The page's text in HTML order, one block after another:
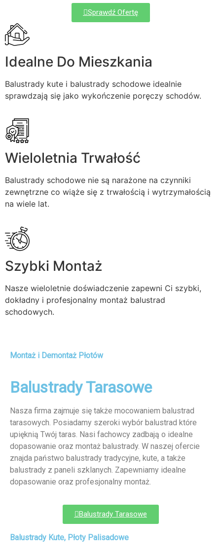
Sprawdź Ofertę
Idealne Do Mieszkania
Balustrady kute i balustrady schodowe idealnie
sprawdzają się jako wykończenie poręczy schodów.
Wieloletnia Trwałość
Balustrady schodowe nie są narażone na czynniki
zewnętrzne co wiąże się z trwałością i wytrzymałością
na wiele lat.
Szybki Montaż
Nasze wieloletnie doświadczenie zapewni Ci szybki,
dokładny i profesjonalny montaż balustrad
schodowych.
Montaż i Demontaż Płotów
Balustrady Tarasowe
Nasza firma zajmuje się także mocowaniem balustrad
tarasowych. Posiadamy szeroki wybór balustrad które
upięknią Twój taras. Nasi fachowcy zadbają o idealne
dopasowanie oraz montaż balustrady. W naszej ofercie
znajda państwo balustrady tradycyjne, kute, a także
balustrady z paneli szklanych. Zapewniamy idealne
dopasowanie oraz profesjonalny montaż.
Balustrady Tarasowe
Balustrady Kute, Płoty Palisadowe